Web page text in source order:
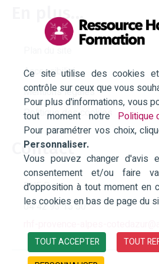
Ce site utilise des cookies
contrôle sur ceux que vous
Pour plus d'informations, vous
tout moment notre Politique
Pour paramétrer vos choix,
Personnaliser.
Vous pouvez changer d'avis
consentement et/ou faire
d'opposition à tout moment en
les cookies en bas de page du
TOUT ACCEPTER
TOUT
En plus...
Plan du site
Accessibilité
Mentions légales
Politique des cookies
Contact
RHF Paca
04 42 93 15 50